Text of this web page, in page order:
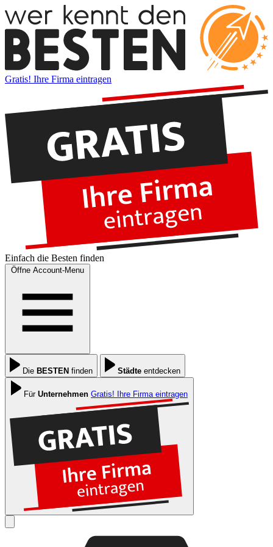
Gratis! Ihre Firma eintragen
Einfach die Besten finden
Öffne Account-Menu
Die BESTEN finden Städte entdecken
Für Unternehmen Gratis! Ihre Firma eintragen